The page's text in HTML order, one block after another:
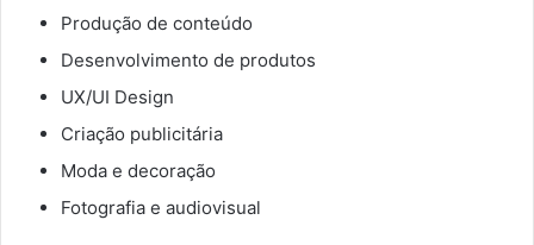
Produção de conteúdo
Desenvolvimento de produtos
UX/UI Design
Criação publicitária
Moda e decoração
Fotografia e audiovisual